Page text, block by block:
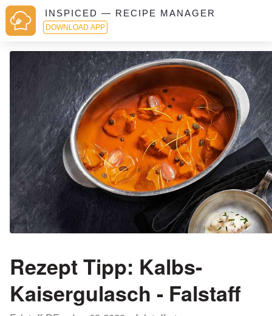
INSPICED — RECIPE MANAGER
DOWNLOAD APP
Rezept Tipp: Kalbs-
Kaisergulasch - Falstaff